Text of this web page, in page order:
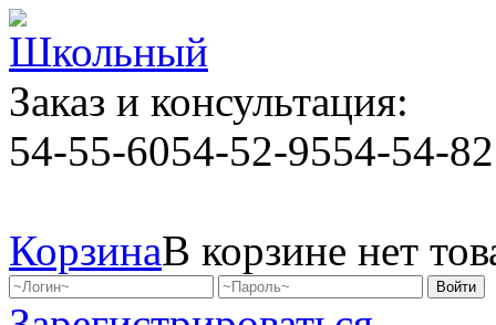
Заказ и консультация:
54-55-6054-52-9554-54-82
КорзинаВ корзине нет